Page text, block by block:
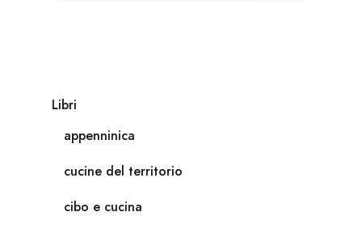
Libri
appenninica
cucine del territorio
cibo e cucina